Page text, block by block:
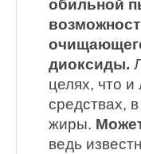
обильной
диоксиды.
целях, что
средствах,
жиры.
ведь